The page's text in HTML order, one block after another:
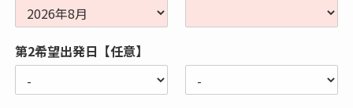
第2希望出発日【任意】